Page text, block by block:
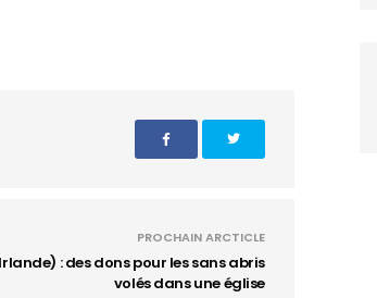
PROCHAIN ARCTICLE
: des dons pour les sans abris
volés dans une église